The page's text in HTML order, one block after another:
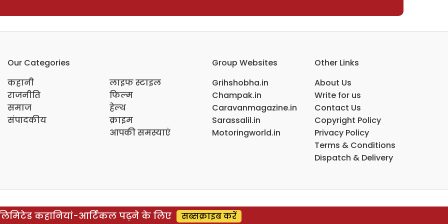
Our Categories
कहानी
राजनीति
समाज
संपादकीय
लाइफ स्टाइल
फिल्म
हेल्थ
क्राइम
आपकी समस्याएं
Group Websites
Grihshobha.in
Champak.in
Caravanmagazine.in
Sarassalil.in
Motoringworld.in
Other Links
About Us
Write for us
Contact Us
Copyright Policy
Privacy Policy
Terms & Conditions
Dispatch & Delivery
कहानियां-आर्टिकल पढ़ने के लिए सब्सक्राइब करें